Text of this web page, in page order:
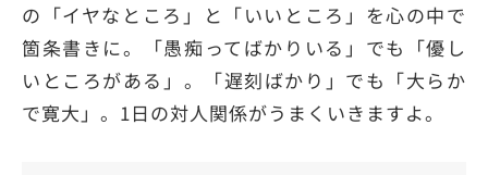
の「イヤなところ」と「いいところ」を心の中で
箇条書きに。「愚痴ってばかりいる」でも「優し
いところがある」。「遅刻ばかり」でも「大らか
で寛大」。1日の対人関係がうまくいきますよ。